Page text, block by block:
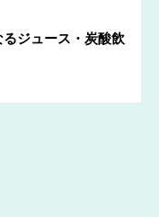
ジュース・炭酸飲